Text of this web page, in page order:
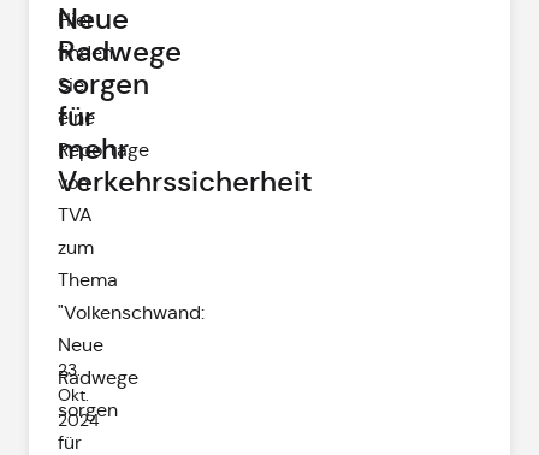
23.
Okt.
2024
Neue
Radwege
sorgen
für
mehr
Verkehrssicherheit
Hier
finden
Sie
eine
Reportage
von
TVA
zum
Thema
"Volkenschwand:
Neue
Radwege
sorgen
für